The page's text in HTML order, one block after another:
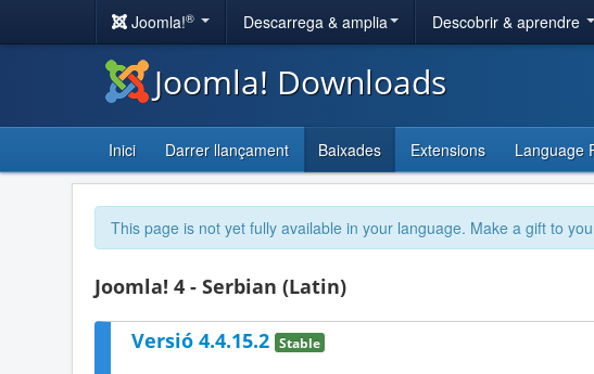
Joomla!® Descarrega & amplia Descobrir & aprendre
Joomla! Downloads
Inici Darrer llançament Baixades Extensions Language
This page is not yet fully available in your language. Make a gift to
Joomla! 4 - Serbian (Latin)
Versió 4.4.15.2 Stable